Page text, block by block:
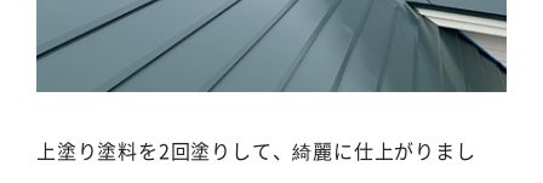
上塗り塗料を2回塗りして、綺麗に仕上がりまし